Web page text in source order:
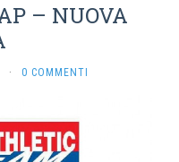
– NUOVA
· 0 COMMENTI